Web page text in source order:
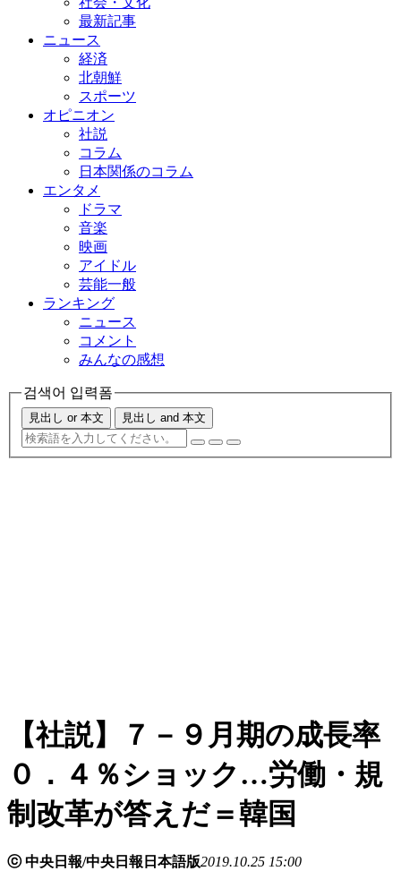
最新記事
ニュース
経済
北朝鮮
スポーツ
オピニオン
社説
コラム
日本関係のコラム
エンタメ
ドラマ
音楽
映画
アイドル
芸能一般
ランキング
ニュース
コメント
みんなの感想
검색어 입력폼
見出し or 本文 見出し and 本文
【社説】７－９月期の成長率
０．４％ショック…労働・規
制改革が答えだ＝韓国
ⓒ 中央日報/中央日報日本語版2019.10.25 15:00